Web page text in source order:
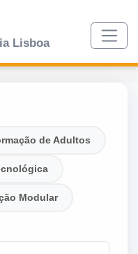
Lisboa
de Adultos
Modular